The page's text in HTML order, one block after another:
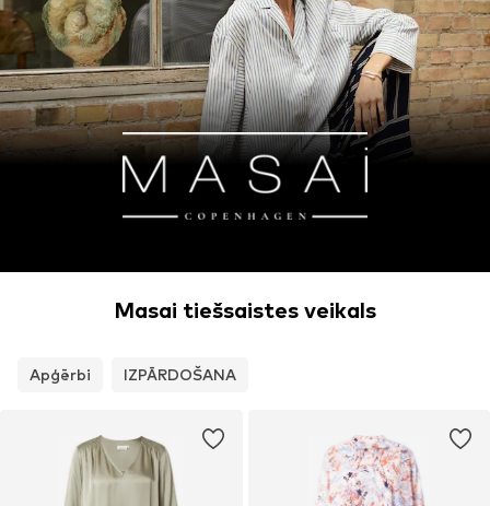
Masai tiešsaistes veikals
Apģērbi IZPĀRDOŠANA